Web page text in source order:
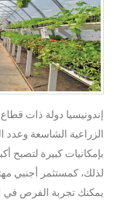
إندونيسيا دولة ذات
الزراعية الشاسعة وعدد
بإمكانيات كبيرة لتصبح
لذلك، كمستثمر أجنبي
يمكنك تجربة الفرص في